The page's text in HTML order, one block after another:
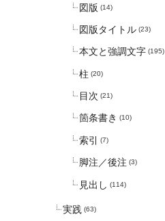
図版 (14)
図版タイトル (23)
本文と強調文字 (195)
柱 (20)
目次 (21)
箇条書き (10)
索引 (7)
脚注／後注 (3)
見出し (114)
実践 (63)